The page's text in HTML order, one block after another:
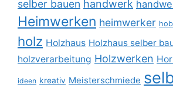
selber bauen handwerk
Heimwerken heimwerker
holz Holzhaus Holzhaus selber
holzverarbeitung Holzwerken
ideen kreativ Meisterschmiede